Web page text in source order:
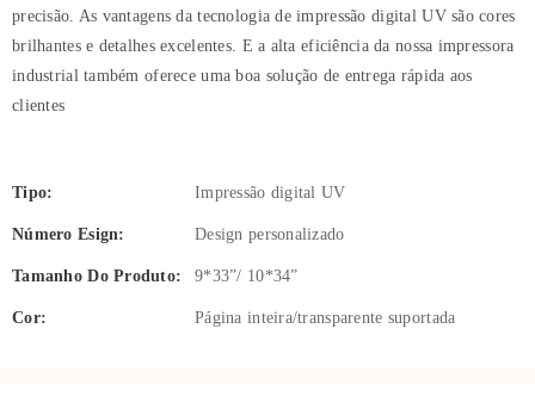
precisão. As vantagens da tecnologia de impressão digital UV são cores
brilhantes e detalhes excelentes. E a alta eficiência da nossa impressora
industrial também oferece uma boa solução de entrega rápida aos
clientes
Tipo: Impressão digital UV
Número Esign: Design personalizado
Tamanho Do Produto: 9*33”/ 10*34”
Cor: Página inteira/transparente suportada